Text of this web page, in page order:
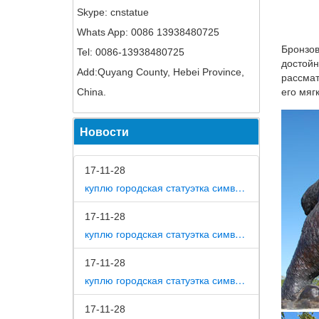
Skype: cnstatue
Whats App: 0086 13938480725
Tel: 0086-13938480725
Add:Quyang County, Hebei Province,
China.
Новости
17-11-28
куплю городская статуэтка символ собака в дом
17-11-28
куплю городская статуэтка символ собака в метро москвы
17-11-28
куплю городская статуэтка символ собака на площади революции
17-11-28
Собаки
поиск
камня
его